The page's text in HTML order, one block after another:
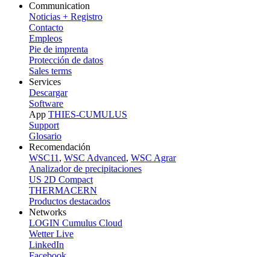
Communication
Noticias + Registro
Contacto
Empleos
Pie de imprenta
Protección de datos
Sales terms
Services
Descargar
Software
App THIES-CUMULUS
Support
Glosario
Recomendación
WSC11 , WSC Advanced, WSC Agrar
Analizador de precipitaciones
US 2D Compact
THERMACERN
Productos destacados
Networks
LOGIN Cumulus Cloud
Wetter Live
LinkedIn